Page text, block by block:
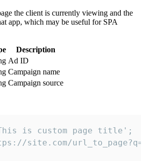
the client is currently viewing and the
app, which may be useful for SPA
Description
Ad ID
Campaign name
Campaign source
is custom page title';
site.com/